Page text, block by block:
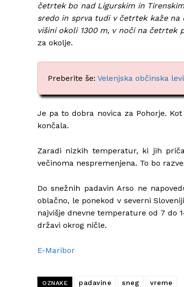
četrtek bo nad Ligurskim in
sredo in sprva tudi v četrtek kaže na
višini okoli 1300 m, v noči na četrtek
za okolje.
Preberite še: Velenjska občinska
Je pa to dobra novica za Pohorje.
končala.
Zaradi nizkih temperatur, ki jih
večinoma nespremenjena. To bo
Do snežnih padavin Arso ne
oblačno, le ponekod v severni
najvišje dnevne temperature od 7 do
državi okrog ničle.
E-Maribor
OZNAKE padavine sneg vreme